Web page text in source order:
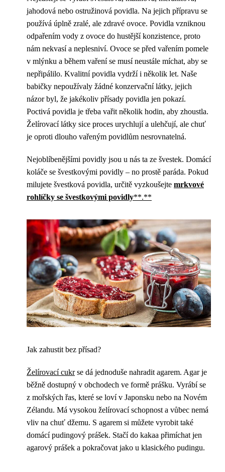
jahodová nebo ostružinová povidla. Na jejich přípravu se
používá úplně zralé, ale zdravé ovoce. Povidla vzniknou
odpařením vody z ovoce do hustější konzistence, proto
nám nekvasí a neplesniví. Ovoce se před vařením pomele
v mlýnku a během vaření se musí neustále míchat, aby se
nepřipálilo. Kvalitní povidla vydrží i několik let. Naše
babičky nepoužívaly žádné konzervační látky, jejich
názor byl, že jakékoliv přísady povidla jen pokazí.
Poctivá povidla je třeba vařit několik hodin, aby zhoustla.
Želírovací látky sice proces urychlují a ulehčují, ale chuť
je oproti dlouho vařeným povidlům nesrovnatelná.
Nejoblíbenějšími povidly jsou u nás ta ze švestek. Domácí
koláče se švestkovými povidly – no prostě paráda. Pokud
milujete švestková povidla, určitě vyzkoušejte mrkvové
rohlíčky se švestkovými povidly**.**
Jak zahustit bez přísad?
Želírovací cukrse dá jednoduše nahradit agarem. Agar je
běžně dostupný v obchodech ve formě prášku. Vyrábí se
z mořských řas, které se loví v Japonsku nebo na Novém
Zélandu. Má vysokou želírovací schopnost a vůbec nemá
vliv na chuť džemu. S agarem si můžete vyrobit také
domácí pudingový prášek. Stačí do kakaa přimíchat jen
agarový prášek a pokračovat jako u klasického pudingu.